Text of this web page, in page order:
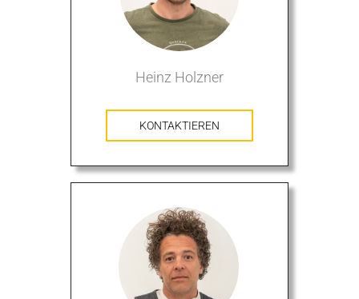
Heinz Holzner
KONTAKTIEREN